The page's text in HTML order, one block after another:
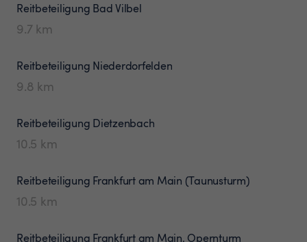
Reitbeteiligung Bad Vilbel
9.7 km
Reitbeteiligung Niederdorfelden
9.8 km
Reitbeteiligung Dietzenbach
10.5 km
Reitbeteiligung Frankfurt am Main (Taunusturm)
10.5 km
Reitbeteiligung Frankfurt am Main, Opernturm